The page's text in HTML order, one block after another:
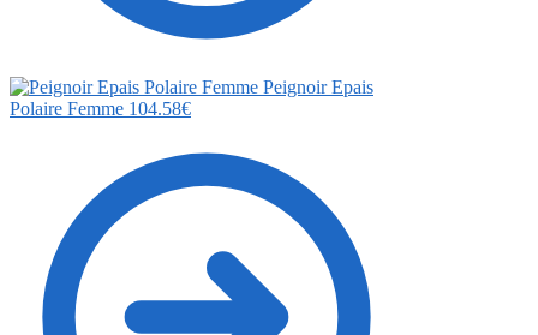
Peignoir Epais
Polaire Femme 104.58€